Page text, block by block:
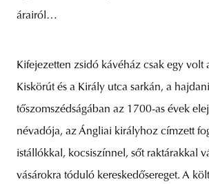
árairól…
Kifejezetten zsidó kávéház csak egy volt
Kiskörút és a Király utca sarkán, a
tőszomszédságában az 1700-as évek
névadója, az Ángliai királyhoz címzett
istállókkal, kocsiszínnel, sőt raktárakkal
vásárokra tóduló kereskedősereget. A